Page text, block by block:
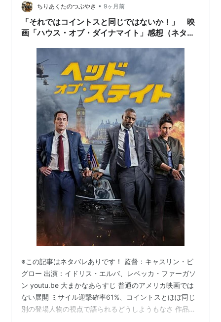
て… ちりあくたのつぶやき • 9ヶ月前
「それではコイントスと同じではないか！」 映
画「ハウス・オブ・ダイナマイト」感想（ネタバ
※この記事はネタバレありです！ 監督：キャスリン・ビ
グロー 出演：イドリス・エルバ、レベッカ・ファーガソ
ン youtu.be 大まかなあらすじ 普通のアメリカ映画では
ない展開 ミサイル迎撃確率61%、コイントスとほぼ同じ
別の登場人物の視点で語られるどうしようもなさ 作品に